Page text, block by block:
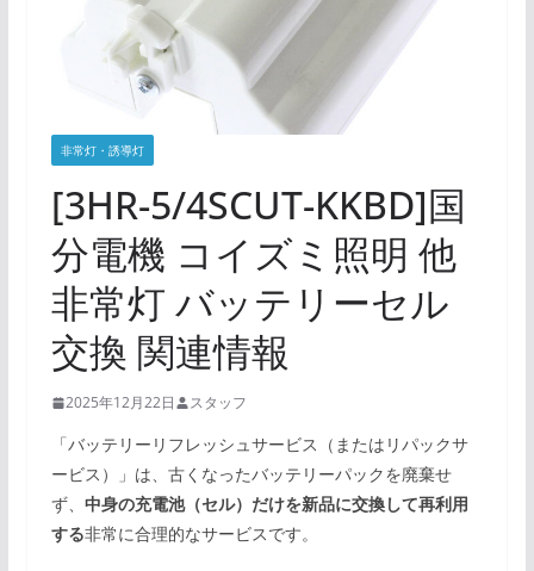
非常灯・誘導灯
[3HR-5/4SCUT-KKBD]国
分電機 コイズミ照明 他
非常灯 バッテリーセル
交換 関連情報
2025年12月22日 スタッフ
「バッテリーリフレッシュサービス（またはリパックサ
ービス）」は、古くなったバッテリーパックを廃棄せ
ず、 中身の充電池（セル）だけを新品に交換して再利用
する非常に合理的なサービスです。